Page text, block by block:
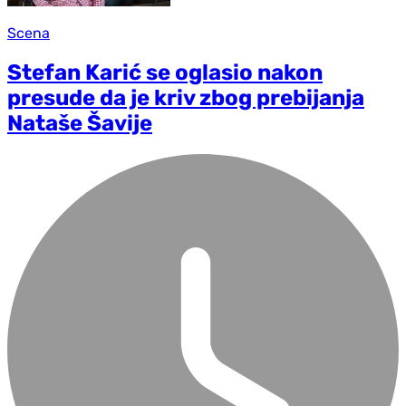
Scena
Stefan Karić se oglasio nakon
presude da je kriv zbog prebijanja
Nataše Šavije